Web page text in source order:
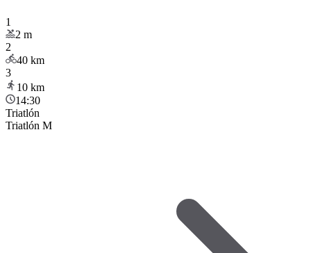
1
2 m
2
40 km
3
10 km
14:30
Triatlón
Triatlón M